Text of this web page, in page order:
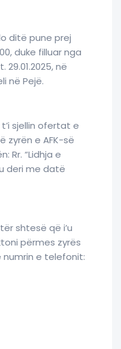
ditë pune prej
duke filluar nga
29.01.2025, në
në Pejë.
sjellin ofertat e
zyrën e AFK-së
Rr. “Lidhja e
deri me datë
shtesë që i’u
përmes zyrës
numrin e telefonit: